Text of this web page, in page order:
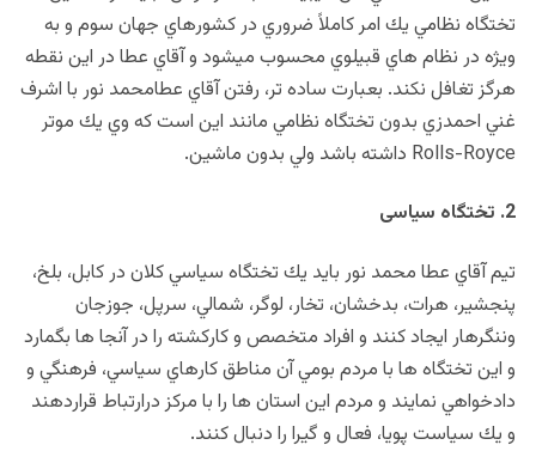
تختگاه نظامي يك امر كاملاً ضروري در كشورهاي جهان سوم و به
ويژه در نظام هاي قبيلوي محسوب ميشود و آقاي عطا در اين نقطه
هرگز تغافل نكند. بعبارت ساده تر، رفتن آقاي عطامحمد نور با اشرف
غني احمدزي بدون تختگاه نظامي مانند اين است كه وي يك موتر
Rolls-Royce داشته باشد ولي بدون ماشين.
2. تختگاه سياسی
تيم آقاي عطا محمد نور بايد يك تختگاه سياسي كلان در كابل، بلخ،
پنجشير، هرات، بدخشان، تخار، لوگر، شمالي، سرپل، جوزجان
وننگرهار ايجاد كنند و افراد متخصص و كاركشته را در آنجا ها بگمارد
و اين تختگاه ها با مردم بومي آن مناطق كارهاي سياسي، فرهنگي و
دادخواهي نمايند و مردم اين استان ها را با مركز درارتباط قراردهند
و يك سياست پويا، فعال و گيرا را دنبال كنند.